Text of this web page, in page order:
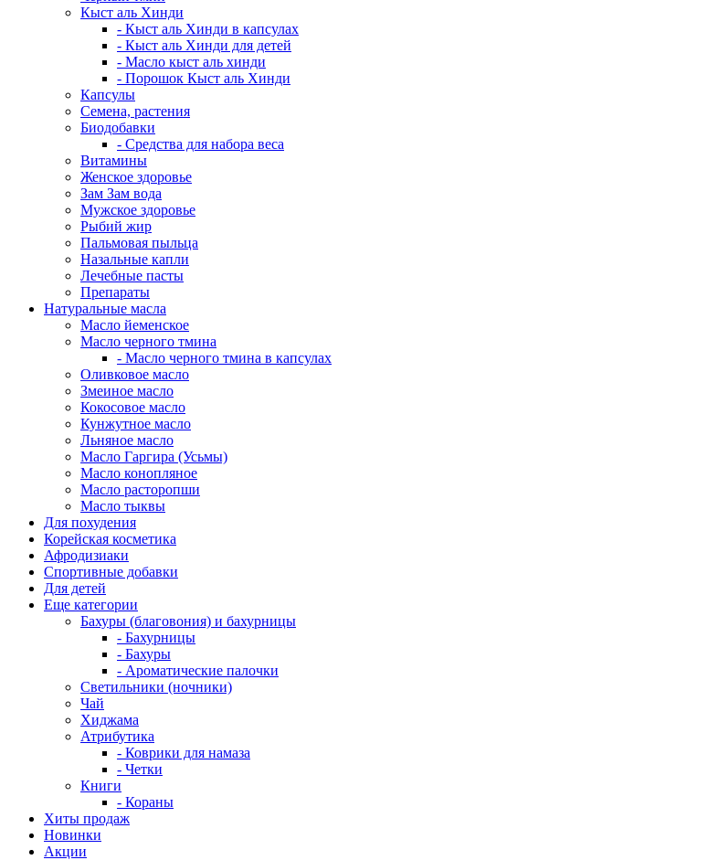
Кыст аль Хинди
- Кыст аль Хинди в капсулах
- Кыст аль Хинди для детей
- Масло кыст аль хинди
- Порошок Кыст аль Хинди
Капсулы
Семена, растения
Биодобавки
- Средства для набора веса
Витамины
Женское здоровье
Зам Зам вода
Мужское здоровье
Рыбий жир
Пальмовая пыльца
Назальные капли
Лечебные пасты
Препараты
Натуральные масла
Масло йеменское
Масло черного тмина
- Масло черного тмина в капсулах
Оливковое масло
Змеиное масло
Кокосовое масло
Кунжутное масло
Льняное масло
Масло Гаргира (Усьмы)
Масло конопляное
Масло расторопши
Масло тыквы
Для похудения
Корейская косметика
Афродизиаки
Спортивные добавки
Для детей
Еще категории
Бахуры (благовония) и бахурницы
- Бахурницы
- Бахуры
- Ароматические палочки
Светильники (ночники)
Чай
Хиджама
Атрибутика
- Коврики для намаза
- Четки
Книги
- Кораны
Хиты продаж
Новинки
Акции